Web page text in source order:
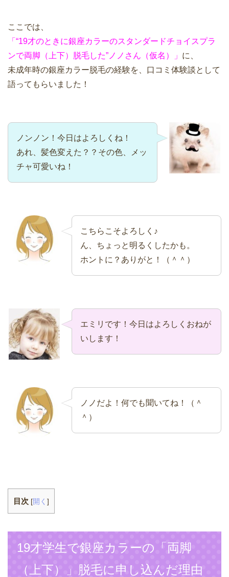
ここでは、
「“19才のときに銀座カラーのスタンダードチョイスプラ
ンで両脚（上下）脱毛した”ノノさん（仮名）」 に、
未成年時の銀座カラー脱毛の経験を、口コミ体験談として
語ってもらいました！
ノンノン！今日はよろしくね！
あれ、髪色変えた？？その色、メッ
チャ可愛いね！
こちらこそよろしく♪
ん、ちょっと明るくしたかも。
ホントに？ありがと！（＾＾）
エミリです！今日はよろしくおねが
いします！
ノノだよ！何でも聞いてね！（＾
＾）
目次 [開く ]
19才学生で銀座カラーの「両脚
（上下）」脱毛に申し込んだ理由